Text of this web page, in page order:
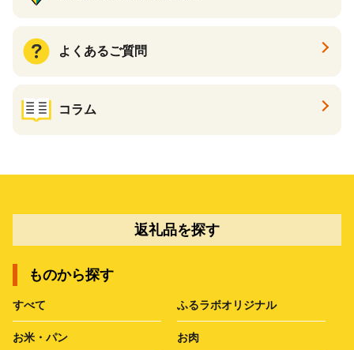
よくあるご質問
コラム
返礼品を探す
ものから探す
すべて ふるラボオリジナル
お米・パン お肉